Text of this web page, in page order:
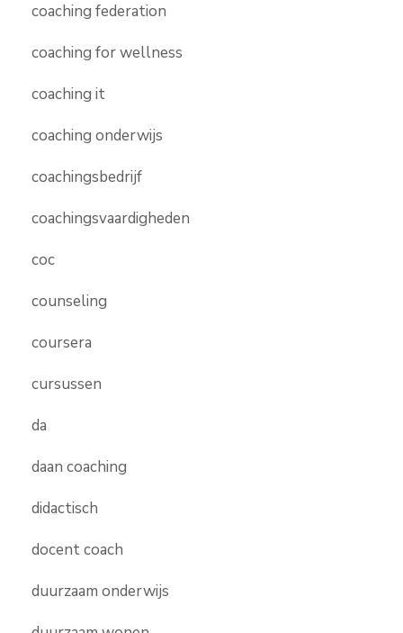
coaching federation
coaching for wellness
coaching it
coaching onderwijs
coachingsbedrijf
coachingsvaardigheden
coc
counseling
coursera
cursussen
da
daan coaching
didactisch
docent coach
duurzaam onderwijs